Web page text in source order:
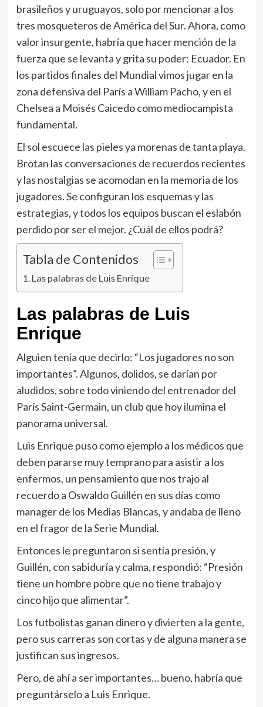
brasileños y uruguayos, solo por mencionar a los
tres mosqueteros de América del Sur. Ahora, como
valor insurgente, habría que hacer mención de la
fuerza que se levanta y grita su poder: Ecuador. En
los partidos finales del Mundial vimos jugar en la
zona defensiva del París a William Pacho, y en el
Chelsea a Moisés Caicedo como mediocampista
fundamental.
El sol escuece las pieles ya morenas de tanta playa.
Brotan las conversaciones de recuerdos recientes
y las nostalgias se acomodan en la memoria de los
jugadores. Se configuran los esquemas y las
estrategias, y todos los equipos buscan el eslabón
perdido por ser el mejor. ¿Cuál de ellos podrá?
Tabla de Contenidos
Las palabras de Luis Enrique
Las palabras de Luis
Enrique
Alguien tenía que decirlo: “Los jugadores no son
importantes”. Algunos, dolidos, se darían por
aludidos, sobre todo viniendo del entrenador del
París Saint-Germain, un club que hoy ilumina el
panorama universal.
Luis Enrique puso como ejemplo a los médicos que
deben pararse muy temprano para asistir a los
enfermos, un pensamiento que nos trajo al
recuerdo a Oswaldo Guillén en sus días como
manager de los Medias Blancas, y andaba de lleno
en el fragor de la Serie Mundial.
Entonces le preguntaron si sentía presión, y
Guillén, con sabiduría y calma, respondió: “Presión
tiene un hombre pobre que no tiene trabajo y
cinco hijo que alimentar”.
Los futbolistas ganan dinero y divierten a la gente,
pero sus carreras son cortas y de alguna manera se
justifican sus ingresos.
Pero, de ahí a ser importantes… bueno, habría que
preguntárselo a Luis Enrique.